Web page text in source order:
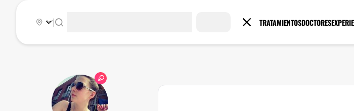
TRATAMIENTOSDOCTORES
|